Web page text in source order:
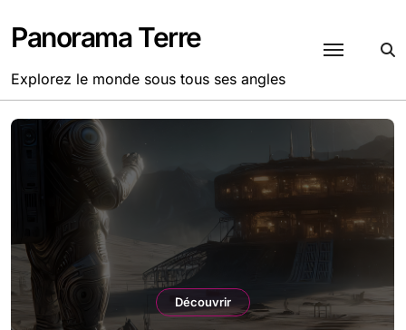
au
contenu
Panorama Terre
Explorez le monde sous tous ses angles
Découvrir